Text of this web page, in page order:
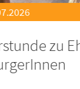
21.07.2026
Soziales
Ruanda –